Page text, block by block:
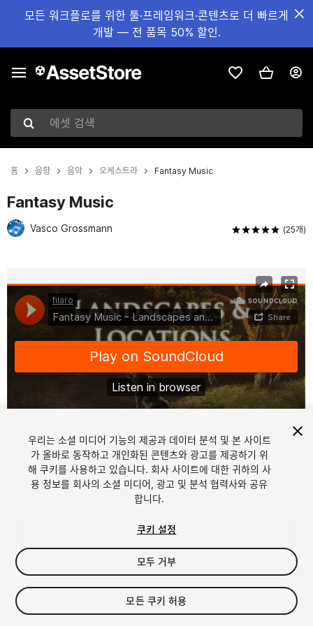
모든 워크플로를 위한 툴·프레임워크·콘텐츠로 더 빠르게
개발 — 전 품목 50% 할인.
에셋 검색
홈 음향 음악 오케스트라 Fantasy Music
Fantasy Music
Vasco Grossmann (25개)
1/6
$25
세금/부가세는 결제 시 반영됩니다.
우리는 소셜 미디어 기능의 제공과 데이터 분석 및 본 사이트
가 올바로 동작하고 개인화된 콘텐츠와 광고를 제공하기 위
해 쿠키를 사용하고 있습니다. 회사 사이트에 대한 귀하의 사
용 정보를 회사의 소셜 미디어, 광고 및 분석 협력사와 공유
합니다.
쿠키 설정
모두 거부
모든 쿠키 허용